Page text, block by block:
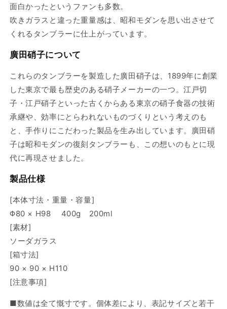
面白かったというファンも多数。
吹きガラスと違った重量感は、昭和モダンを思い出させて
くれるタンブラーに仕上がっています。
廣田硝子について
これらのタンブラーを製造した廣田硝子は、1899年に創業
した東京で最も歴史のある硝子メーカーの一つ。江戸切
子・江戸硝子といった古くからある東京の硝子食器の技術
承継や、効率にとらわれないものづくりという考えのも
と、手作りにこだわった製品を生み出しています。廣田硝
子は昭和モダンの復刻タンブラーも、この想いのもとに現
代に再現させました。
製品仕様
[本体寸法・重量・容量]
Φ80 × H98 400g 200ml
[素材]
ソーダガラス
[箱寸法]
90 × 90 × H110
[注意事項]
■数値は全て慨寸です。個体差により、表記サイズと若干